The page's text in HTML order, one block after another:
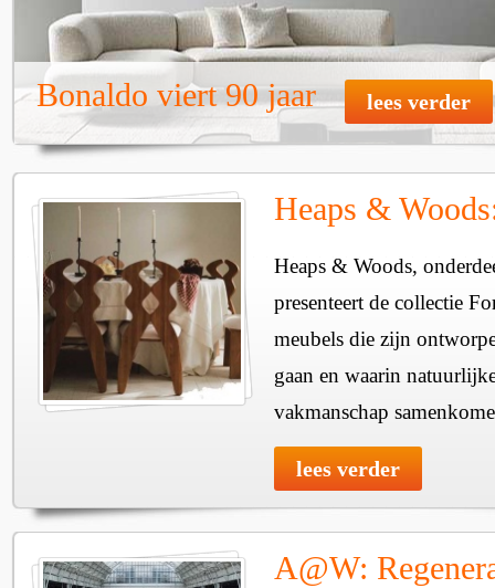
Bonaldo viert 90 jaar lees verder
Heaps &
Heaps & Woods,
presenteert de collectie
meubels die zijn
gaan en waarin
vakmanschap
lees verder
A@W: